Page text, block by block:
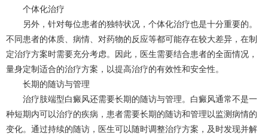
个体化治疗
另外，针对每位患者的独特状况，个体化治疗也是十分重要的。
不同患者的体质、病情、对药物的反应等都可能存在较大差异，在制
定治疗方案时需要充分考虑。因此，医生需要结合患者的全面情况，
量身定制适合的治疗方案，以提高治疗的有效性和安全性。
长期的随访与管理
治疗肢端型白癜风还需要长期的随访与管理。白癜风通常不是一
种短期内可以治疗的疾病，患者需要长期的随访和管理以监测病情的
变化。通过持续的随访，医生可以随时调整治疗方案，及时发现并解